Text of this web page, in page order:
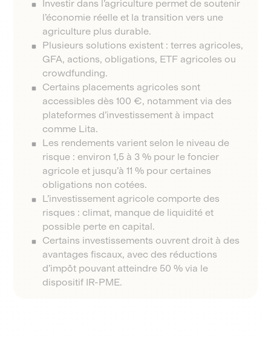
Investir dans l’agriculture permet de soutenir
l’économie réelle et la transition vers une
agriculture plus durable.
Plusieurs solutions existent : terres agricoles,
GFA, actions, obligations, ETF agricoles ou
crowdfunding.
Certains placements agricoles sont
accessibles dès 100 €, notamment via des
plateformes d’investissement à impact
comme Lita.
Les rendements varient selon le niveau de
risque : environ 1,5 à 3 % pour le foncier
agricole et jusqu’à 11 % pour certaines
obligations non cotées.
L’investissement agricole comporte des
risques : climat, manque de liquidité et
possible perte en capital.
Certains investissements ouvrent droit à des
avantages fiscaux, avec des réductions
d’impôt pouvant atteindre 50 % via le
dispositif IR-PME.